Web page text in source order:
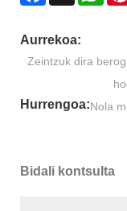
Aurrekoa:
Zeintzuk dira
Hurrengoa:Nola
Bidali kontsulta